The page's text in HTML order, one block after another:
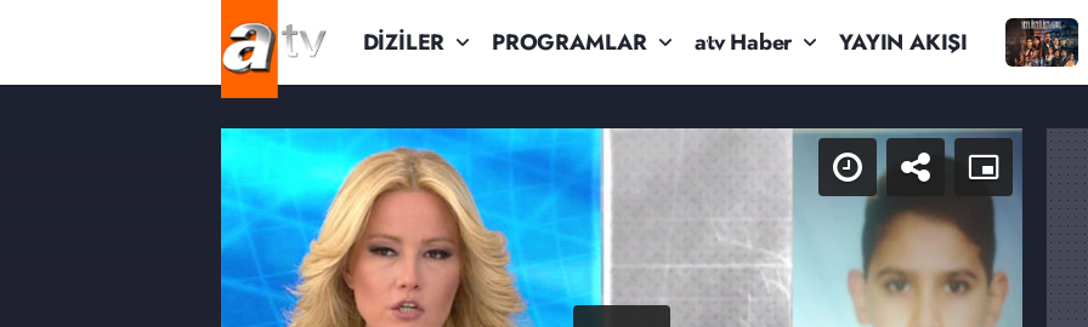
DİZİLER PROGRAMLAR atv Haber YAYIN AKIŞI